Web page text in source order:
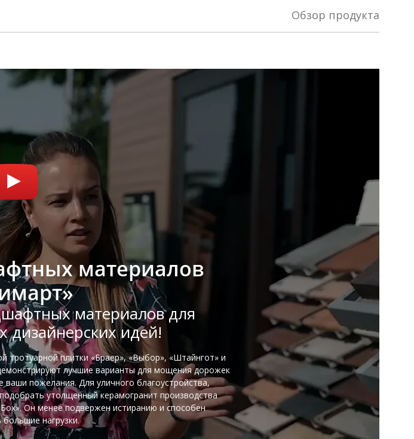
Обзор продукта
материалов
материалов для
дизайнерских идей!
тротуарной плитки «Браер», «Выбор», «Штайнгот» и
лучшие варианты для мощения дорожек
пожелания. Для уличного благоустройства,
утолщенный керамогранит производства
Он менее подвержен истиранию и способен
нагрузки.
⠀